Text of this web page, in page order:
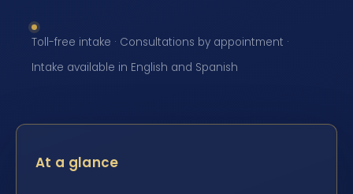
Toll-free intake · Consultations by appointment ·
Intake available in English and Spanish
At a glance